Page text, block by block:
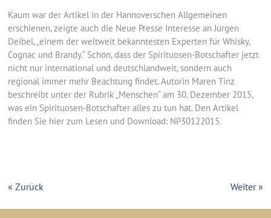
Kaum war der Artikel in der Hannoverschen Allgemeinen
erschienen, zeigte auch die Neue Presse Interesse an Jürgen
Deibel, „einem der weltweit bekanntesten Experten für Whisky,
Cognac und Brandy.“ Schön, dass der Spirituosen-Botschafter jetzt
nicht nur international und deutschlandweit, sondern auch
regional immer mehr Beachtung findet. Autorin Maren Tinz
beschreibt unter der Rubrik „Menschen“ am 30. Dezember 2015,
was ein Spirituosen-Botschafter alles zu tun hat. Den Artikel
finden Sie hier zum Lesen und Download: NP30122015.
« Zurück Weiter »